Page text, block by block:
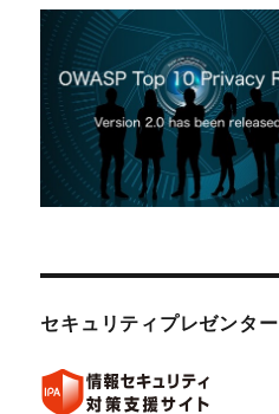
セキュリティプレゼンター